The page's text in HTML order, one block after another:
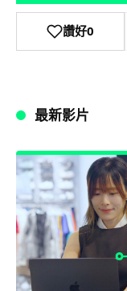
讚好0
最新影片